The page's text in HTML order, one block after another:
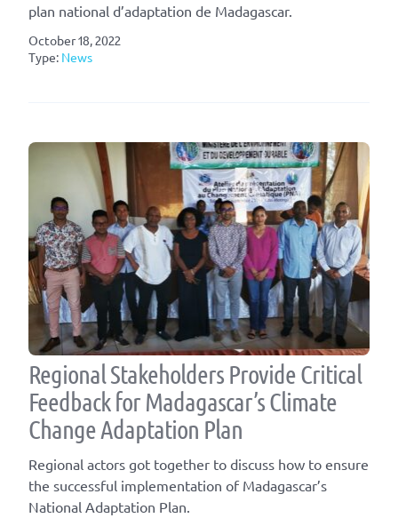
plan national d’adaptation de Madagascar.
October 18, 2022
Type: News
Regional Stakeholders Provide Critical
Feedback for Madagascar’s Climate
Change Adaptation Plan
Regional actors got together to discuss how to ensure
the successful implementation of Madagascar’s
National Adaptation Plan.